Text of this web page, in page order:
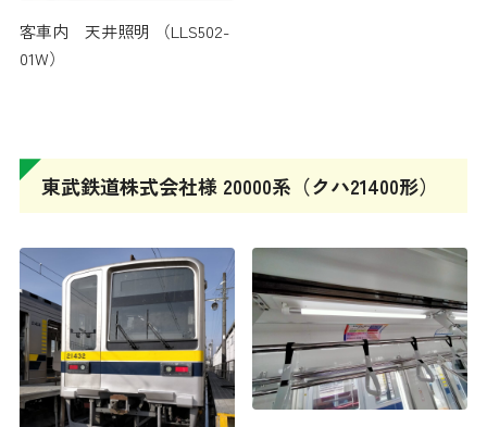
客車内 天井照明 （LLS502-
01W）
東武鉄道株式会社様 20000系（クハ21400形）